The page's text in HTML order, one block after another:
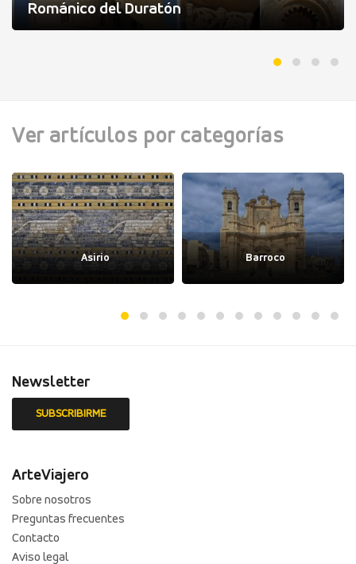
Románico del Duratón
Ver artículos por categorías
Asirio Barroco
Newsletter
ArteViajero
Sobre nosotros
Preguntas frecuentes
Contacto
Aviso legal